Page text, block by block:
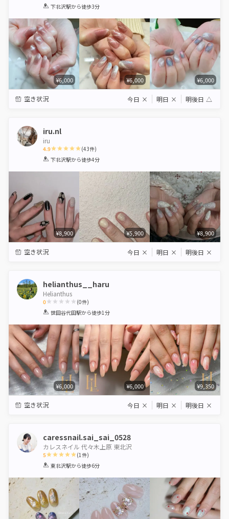
1 2 3 4 5
下北沢駅から徒歩3分
¥6,000 ¥6,000 ¥6,000
空き状況 今日 × 明日 × 明後日 △
iru.nl
iru
4.9
1 2 3 4 5
(43件)
下北沢駅から徒歩4分
¥8,900 ¥5,900 ¥8,900
空き状況 今日 × 明日 × 明後日 ×
helianthus__haru
Helianthus
0
1 2 3 4 5
(0件)
世田谷代田駅から徒歩1分
¥6,000 ¥6,000 ¥9,350
空き状況 今日 × 明日 × 明後日 ×
caressnail.sai_sai_0528
カレスネイル 代々木上原 東北沢
5
1 2 3 4 5
(1件)
東北沢駅から徒歩6分